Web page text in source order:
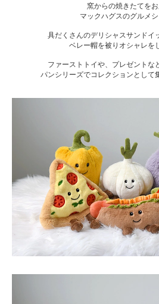
窯からの焼きたてをお
マックハグスのグルメシ
具だくさんのデリシャスサンドイ
ベレー帽を被りオシャレを
ファーストトイや、プレゼントな
パンシリーズでコレクションとして